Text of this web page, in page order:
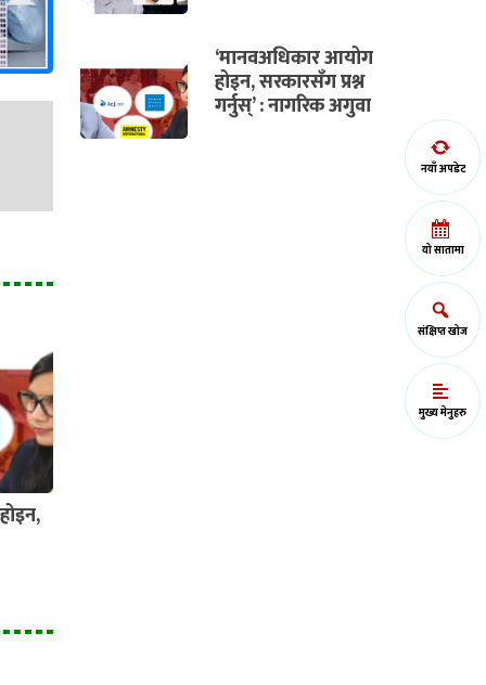
नयाँ अपडेट
यो सातामा
संक्षिप्त खोज
मुख्य मेनुहरु
‘मानवअधिकार आयोग
होइन, सरकारसँग प्रश्न
गर्नुस्’ : नागरिक अगुवा